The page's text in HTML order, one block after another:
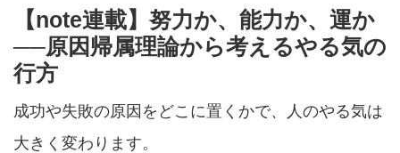
【note連載】努力か、能力か、運か
──原因帰属理論から考えるやる気の
行方
成功や失敗の原因をどこに置くかで、人のやる気は
大きく変わります。